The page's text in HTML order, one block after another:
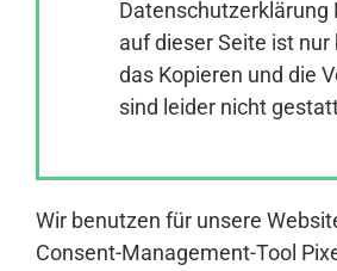
Anmelden
auf dieser Seite ist
das Kopieren und die
sind leider nicht
Wir benutzen für unsere
Consent-Management-Tool